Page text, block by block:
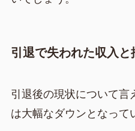
引退で失われた収入と
引退後の現状について言
は大幅なダウンとなって